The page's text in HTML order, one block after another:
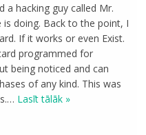
a hacking guy called Mr.
is doing. Back to the point, I
If it works or even Exist.
programmed for
being noticed and can
of any kind. This was
… Lasīt tālāk »